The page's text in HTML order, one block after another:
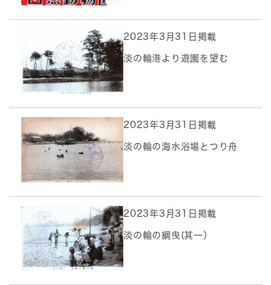
2023年3月31日掲載
淡の輪港より遊園を望む
2023年3月31日掲載
淡の輪の海水浴場とつり舟
2023年3月31日掲載
淡の輪の綱曳(其一）